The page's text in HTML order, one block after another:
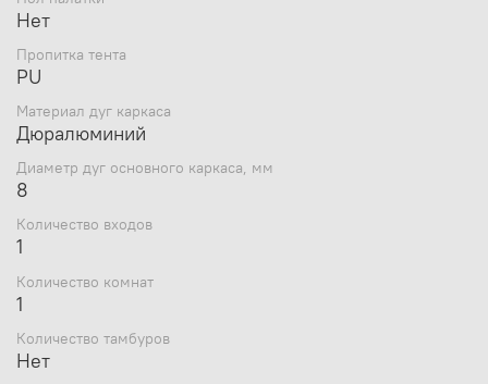
*** Ввертыши, оттяжки и пол в комплект не входят.
Нет
Пропитка тента
PU
Материал дуг каркаса
Дюралюминий
Диаметр дуг основного каркаса, мм
8
Количество входов
1
Количество комнат
1
Количество тамбуров
Нет